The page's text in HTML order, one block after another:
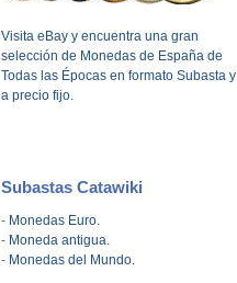
Visita eBay y encuentra una gran
selección de Monedas de España de
Todas las Épocas en formato Subasta y
a precio fijo.
Subastas Catawiki
- Monedas Euro.
- Moneda antigua.
- Monedas del Mundo.